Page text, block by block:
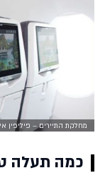
מחלקת התיירים – פיליפין
כמה תעלה